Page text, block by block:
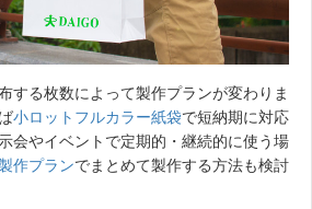
する枚数によって製作プランが変わりま
小ロットフルカラー紙袋で短納期に対応
会やイベントで定期的・継続的に使う場
作プランでまとめて製作する方法も検討